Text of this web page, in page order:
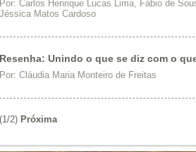
Por: Carlos Henrique Lucas Lima, Fábio de
Jéssica Matos Cardoso
Resenha: Unindo o que se diz com o
Por: Cláudia Maria Monteiro de Freitas
(1/2) Próxima